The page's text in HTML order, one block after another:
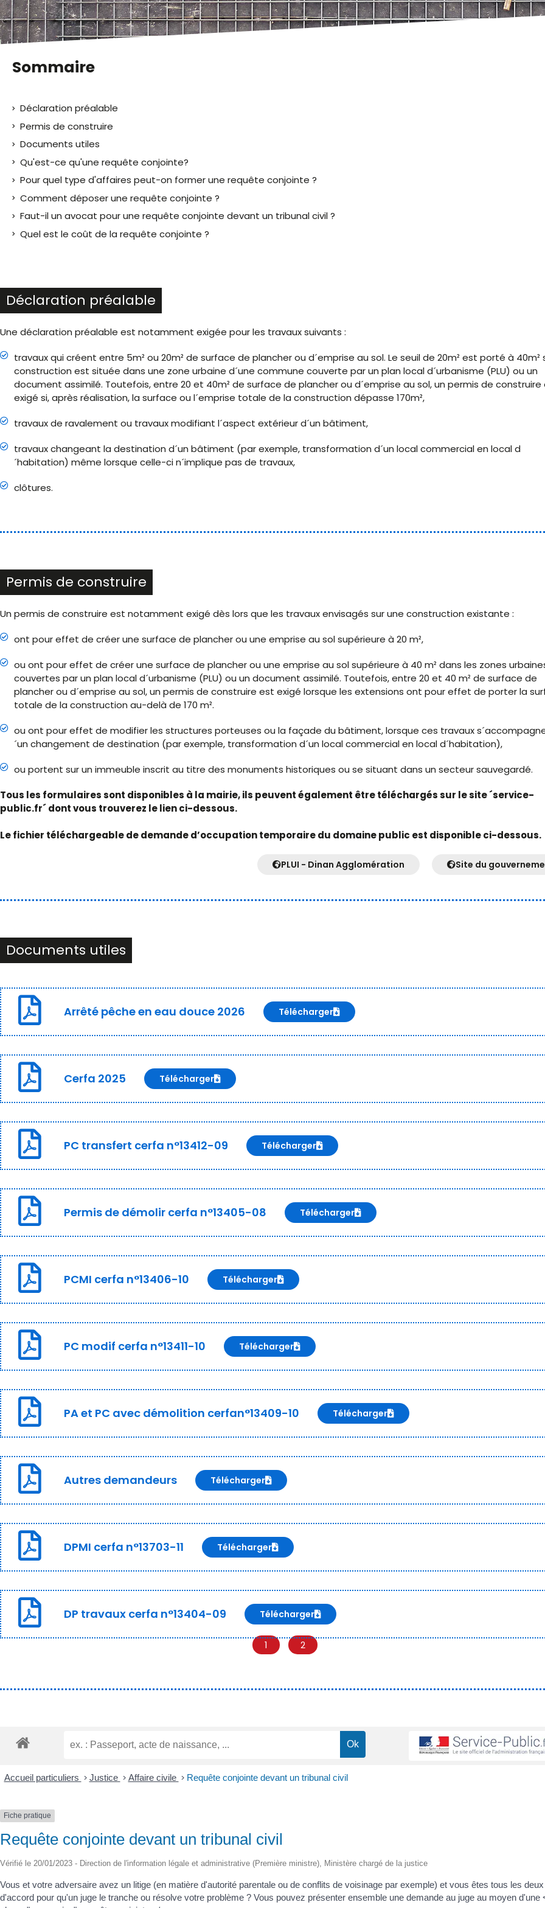
qui
utilisent
un
d'écran ;
Ctrl-
F10
ouvrir
menu
d'accessibilité.
Sommaire
Déclaration préalable
Permis de construire
Documents utiles
Qu'est-ce qu'une requête conjointe?
Pour quel type d'affaires peut-on former une requête conjointe ?
Comment déposer une requête conjointe ?
Faut-il un avocat pour une requête conjointe devant un tribunal civil ?
Quel est le coût de la requête conjointe ?
Déclaration préalable
Une déclaration préalable est notamment exigée pour les travaux suivants :
travaux qui créent entre 5m² ou 20m² de surface de plancher ou d´emprise au sol. Le seuil de 20m² est porté à 40m²
construction est située dans une zone urbaine d´une commune couverte par un plan local d´urbanisme (PLU) ou un
document assimilé. Toutefois, entre 20 et 40m² de surface de plancher ou d´emprise au sol, un permis de construire
exigé si, après réalisation, la surface ou l´emprise totale de la construction dépasse 170m²,
travaux de ravalement ou travaux modifiant l´aspect extérieur d´un bâtiment,
travaux changeant la destination d´un bâtiment (par exemple, transformation d´un local commercial en local d
´habitation) même lorsque celle-ci n´implique pas de travaux,
clôtures.
Permis de construire
Un permis de construire est notamment exigé dès lors que les travaux envisagés sur une construction existante :
ont pour effet de créer une surface de plancher ou une emprise au sol supérieure à 20 m²,
ou ont pour effet de créer une surface de plancher ou une emprise au sol supérieure à 40 m² dans les zones
couvertes par un plan local d´urbanisme (PLU) ou un document assimilé. Toutefois, entre 20 et 40 m² de surface de
plancher ou d´emprise au sol, un permis de construire est exigé lorsque les extensions ont pour effet de porter la
totale de la construction au-delà de 170 m².
ou ont pour effet de modifier les structures porteuses ou la façade du bâtiment, lorsque ces travaux
´un changement de destination (par exemple, transformation d´un local commercial en local d´habitation),
ou portent sur un immeuble inscrit au titre des monuments historiques ou se situant dans un secteur sauvegardé.
Tous les formulaires sont disponibles à la mairie, ils peuvent également être téléchargés sur le site ´service-
public.fr´ dont vous trouverez le lien ci-dessous.
Le fichier téléchargeable de demande d’occupation temporaire du domaine public est disponible ci-dessous.
PLUI - Dinan Agglomération Site du
Documents utiles
Arrêté pêche en eau douce 2026 Télécharger
Cerfa 2025 Télécharger
PC transfert cerfa n°13412-09 Télécharger
Permis de démolir cerfa n°13405-08 Télécharger
PCMI cerfa n°13406-10 Télécharger
PC modif cerfa n°13411-10 Télécharger
PA et PC avec démolition cerfan°13409-10 Télécharger
Autres demandeurs Télécharger
DPMI cerfa n°13703-11 Télécharger
DP travaux cerfa n°13404-09 Télécharger
1 2
Accueil particuliers > Justice > Affaire civile > Requête conjointe devant un tribunal civil
Fiche pratique
Requête conjointe devant un tribunal civil
Vérifié le 20/01/2023 - Direction de l'information légale et administrative (Première ministre), Ministère chargé de la justice
Vous et votre adversaire avez un litige (en matière d'autorité parentale ou de conflits de voisinage par exemple) et vous êtes tous les deux
d'accord pour qu'un juge le tranche ou résolve votre problème ? Vous pouvez présenter ensemble une demande au juge au moyen d'une